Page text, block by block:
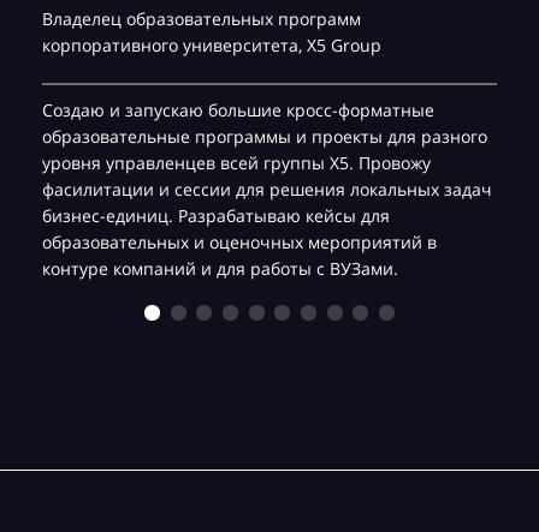
Владелец образовательных программ
корпоративного университета, Х5 Group
Создаю и запускаю большие кросс-форматные
образовательные программы и проекты для разного
уровня управленцев всей группы Х5. Провожу
фасилитации и сессии для решения локальных задач
бизнес-единиц. Разрабатываю кейсы для
образовательных и оценочных мероприятий в
контуре компаний и для работы с ВУЗами.